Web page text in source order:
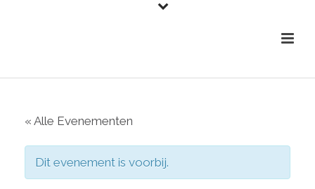
« Alle Evenementen
Dit evenement is voorbij.